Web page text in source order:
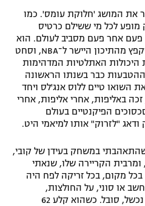
את המושג 'חלוקת עומס'. כמו
מופע לכל מי ששילם כרטיס
אחר פעם מסביב לעולם. הוא
היה מהראשונים בהיסטוריה שקפץ מהתיכון היישר ל־NBA, וסחט
היכולות האתלטיות המדהימות
כבר בשנתו הראשונה
הוא החזיר את השואו טיים ללוס אנג'לס ויחד
באליפות, אחרי אליפות, אחרי
הפיקנטיים בעולם
"לזרוק" אותו למיאמי היט.
במשחק בעידן של קובי,
ומרבית הקריירה שלו, שנאתי
מקום, בכל זריקה לפח היה
או סוני, על החולצות,
בטלוויזיה. אהבתי לראות אותו נכשל, סובל. כשהוא קלע 62